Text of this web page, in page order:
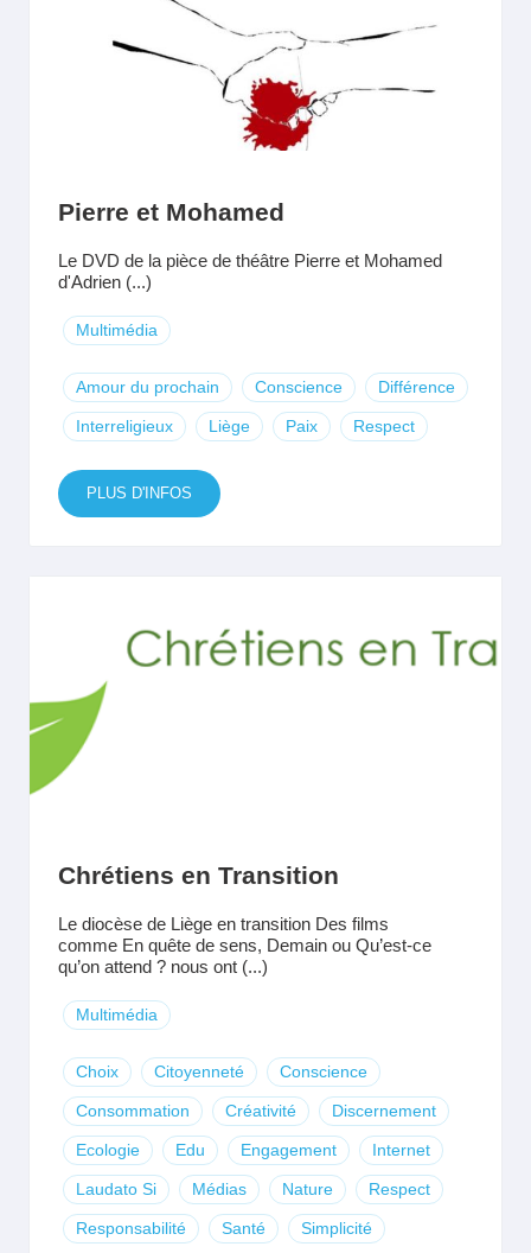
Pierre et Mohamed
Le DVD de la pièce de théâtre Pierre et Mohamed
d'Adrien (...)
Multimédia
Amour du prochain Conscience Différence
Interreligieux Liège Paix Respect
PLUS D'INFOS
Chrétiens en Transition
Le diocèse de Liège en transition Des films
comme En quête de sens, Demain ou Qu’est-ce
qu’on attend ? nous ont (...)
Multimédia
Choix Citoyenneté Conscience
Consommation Créativité Discernement
Ecologie Edu Engagement Internet
Laudato Si Médias Nature Respect
Responsabilité Santé Simplicité